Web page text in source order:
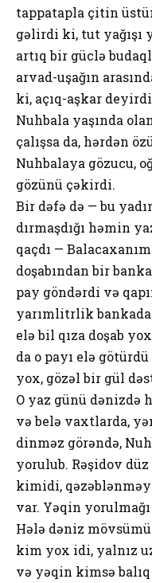
tappatapla çitin
gəlirdi ki, tut yağışı
artıq bir güclə
arvad-uşağın
ki, açıq-aşkar
Nuhbala yaşında
çalışsa da, hərdən
Nuhbalaya gözucu,
gözünü çəkirdi.
Bir dəfə də — bu
dırmaşdığı həmin
qaçdı —
doşabından bir
pay göndərdi və
yarımlitrlik
elə bil qıza doşab
da o payı elə
yox, gözəl bir gül
O yaz günü dənizdə
və belə vaxtlarda,
dinməz görəndə,
yorulub. Rəşidov
kimidi,
var. Yəqin
Hələ dəniz mövsümü
kim yox idi, yalnız
və yəqin kimsə balıq